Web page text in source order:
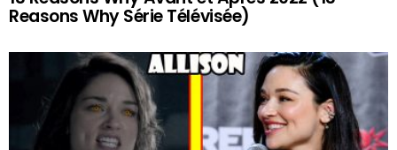
Reasons Why Série Télévisée)